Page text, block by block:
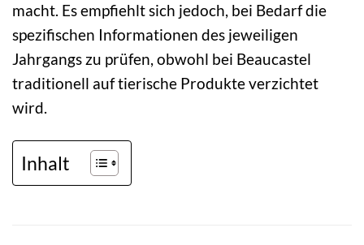
macht. Es empfiehlt sich jedoch, bei Bedarf die
spezifischen Informationen des jeweiligen
Jahrgangs zu prüfen, obwohl bei Beaucastel
traditionell auf tierische Produkte verzichtet
wird.
Inhalt